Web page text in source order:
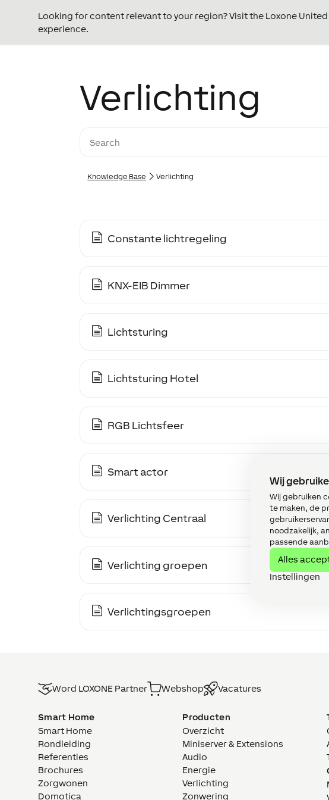
Wij
Wij gebruiken
te maken, de
noodzakelijk,
passende
Alles
Instellingen
Looking for content relevant to your region? Visit the Loxone
experience.
Verlichting
Knowledge Base Verlichting
Constante lichtregeling
KNX-EIB Dimmer
Lichtsturing
Lichtsturing Hotel
RGB Lichtsfeer
Smart actor
Verlichting Centraal
Verlichting groepen
Verlichtingsgroepen
Word LOXONE Partner Webshop Vacatures
Smart Home
Smart Home
Rondleiding
Referenties
Brochures
Zorgwonen
Domotica
Producten
Overzicht
Miniserver & Extensions
Audio
Energie
Verlichting
Zonwering